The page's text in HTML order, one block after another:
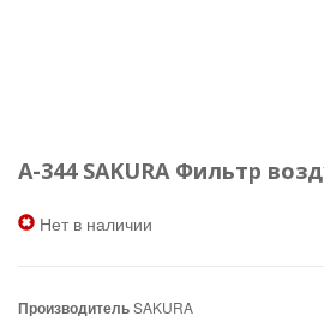
A-344 SAKURA Фильтр
Нет в наличии
ПроизводительSAKURA